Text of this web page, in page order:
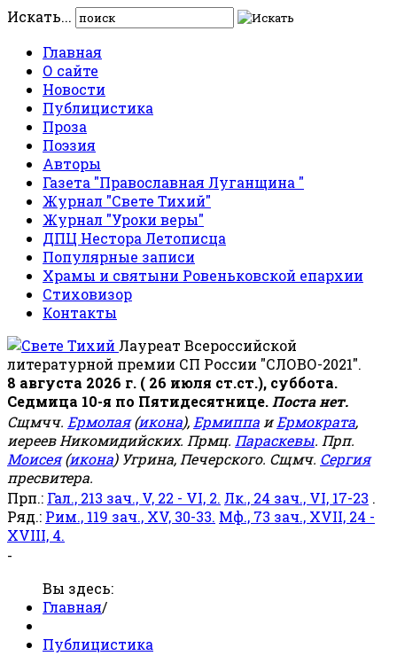
Искать...
Главная
О сайте
Новости
Публицистика
Проза
Поэзия
Авторы
Газета "Православная Луганщина "
Журнал "Свете Тихий"
Журнал "Уроки веры"
ДПЦ Нестора Летописца
Популярные записи
Храмы и святыни Ровеньковской епархии
Стиховизор
Контакты
Лауреат Всероссийской
литературной премии СП России "СЛОВО-2021".
8 августа 2026 г. ( 26 июля ст.ст.), суббота.
Седмица 10-я по Пятидесятнице. Поста нет.
Сщмчч. Ермолая(икона), Ермиппа иЕрмократа,
иереев Никомидийских. Прмц. Параскевы. Прп.
Моисея(икона) Угрина, Печерского. Сщмч. Сергия
пресвитера.
Прп.: Гал., 213 зач., V, 22 - VI, 2. Лк., 24 зач., VI, 17-23 .
Ряд.: Рим., 119 зач., XV, 30-33. Мф., 73 зач., XVII, 24 -
XVIII, 4.
-
Вы здесь:
Главная/
Публицистика